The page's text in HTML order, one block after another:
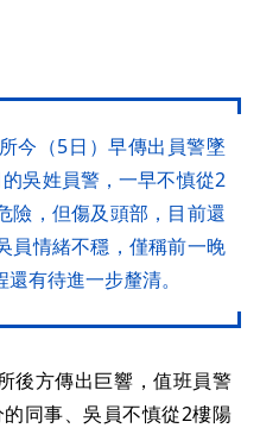
今（5日）早傳出員警墜
吳姓員警，一早不慎從2
險，但傷及頭部，目前還
員情緒不穩，僅稱前一晚
有待進一步釐清。
後方傳出巨響，值班員警
同事、吳員不慎從2樓陽